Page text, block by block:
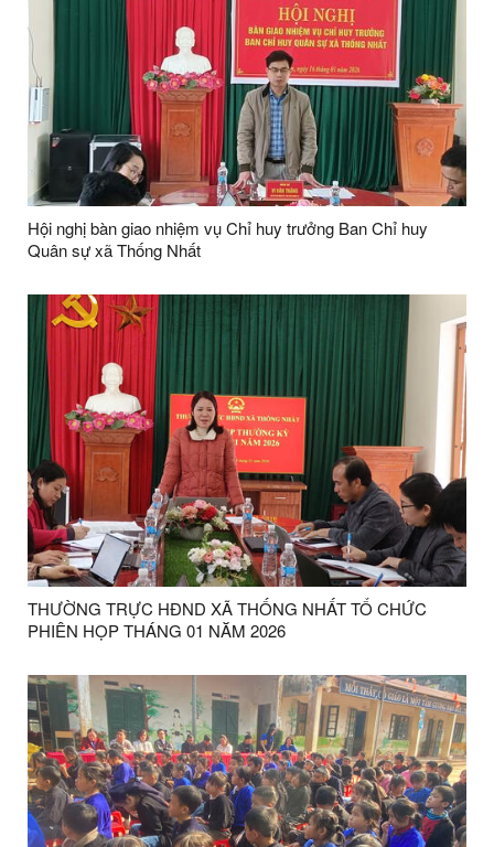
Hội nghị bàn giao nhiệm vụ Chỉ huy trưởng Ban Chỉ huy
Quân sự xã Thống Nhất
THƯỜNG TRỰC HĐND XÃ THỐNG NHẤT TỔ CHỨC
PHIÊN HỌP THÁNG 01 NĂM 2026